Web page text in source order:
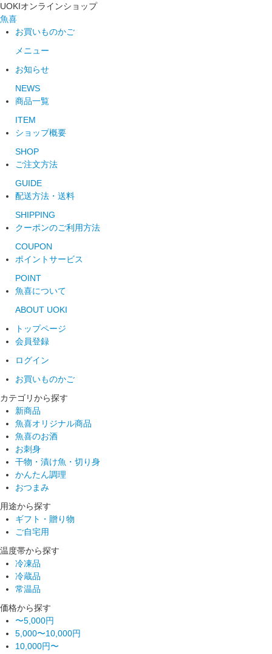
UOKIオンラインショップ
魚喜
お買いものかご
メニュー
お知らせ
NEWS
商品一覧
ITEM
ショップ概要
SHOP
ご注文方法
GUIDE
配送方法・送料
SHIPPING
クーポンのご利用方法
COUPON
ポイントサービス
POINT
魚喜について
ABOUT UOKI
トップページ
会員登録
ログイン
お買いものかご
カテゴリから探す
新商品
魚喜オリジナル商品
魚喜のお酒
お刺身
干物・漬け魚・切り身
かんたん調理
おつまみ
用途から探す
ギフト・贈り物
ご自宅用
温度帯から探す
冷凍品
冷蔵品
常温品
価格から探す
〜5,000円
5,000〜10,000円
10,000円〜